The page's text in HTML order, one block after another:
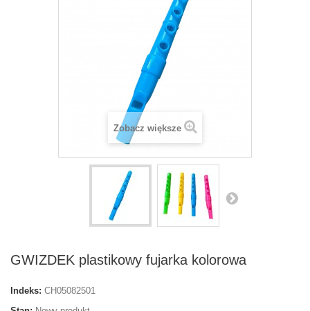
Zobacz większe
GWIZDEK plastikowy fujarka kolorowa
Indeks: CH05082501